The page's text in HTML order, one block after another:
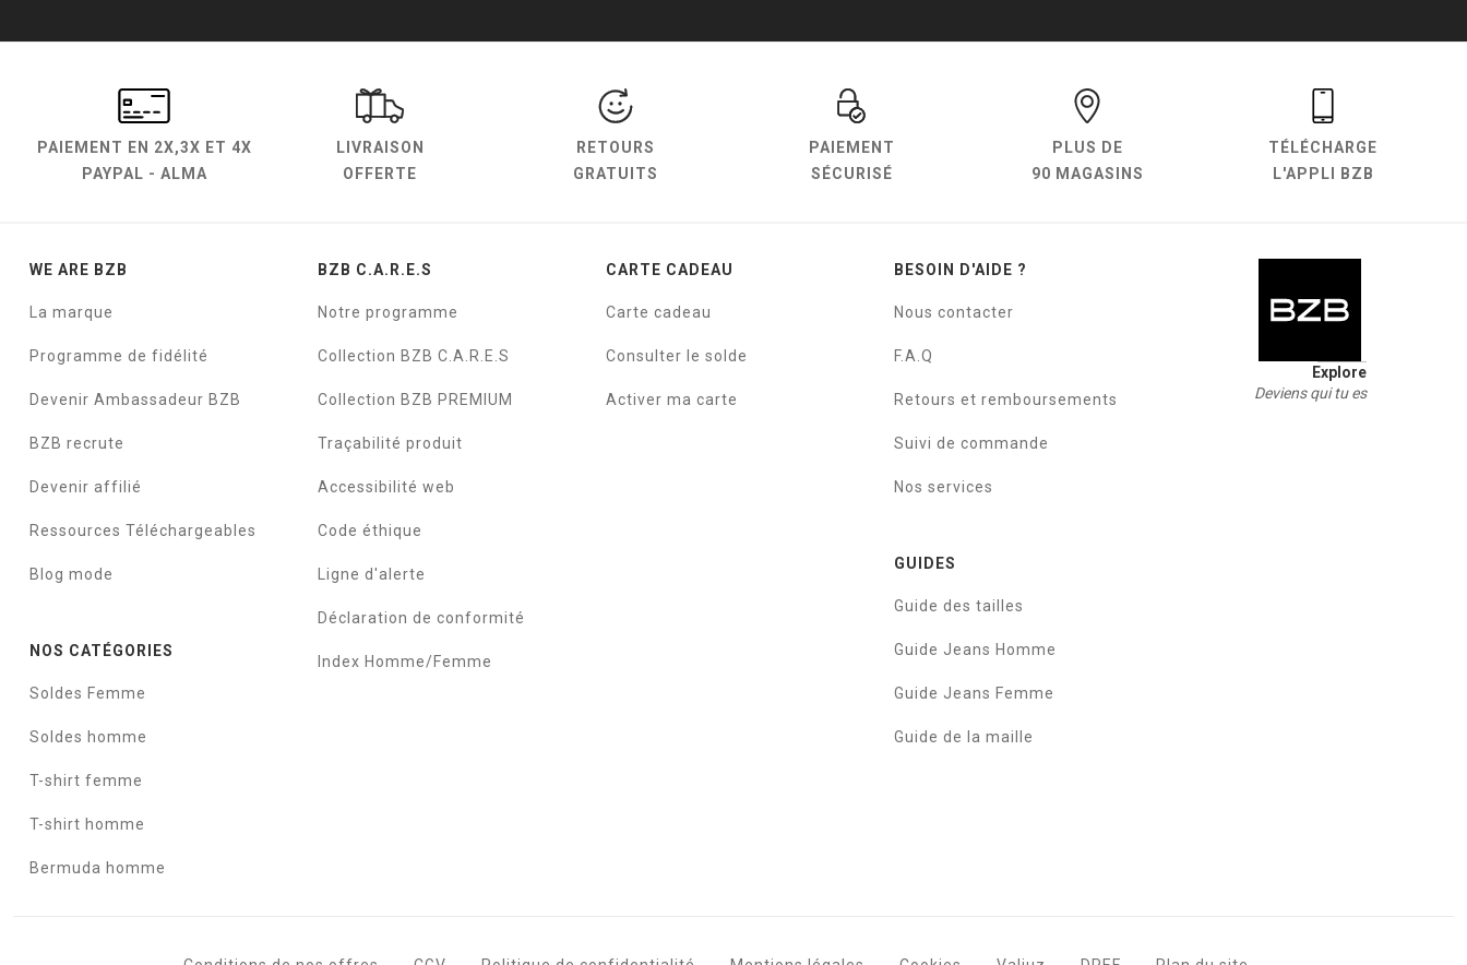
PAIEMENT EN 2X,3X ET 4X
PAYPAL - ALMA
LIVRAISON
OFFERTE
RETOURS
GRATUITS
PAIEMENT
SÉCURISÉ
PLUS DE
90 MAGASINS
TÉLÉCHARGE
L'APPLI BZB
WE ARE BZB
La marque
Programme de fidélité
Devenir Ambassadeur BZB
BZB recrute
Devenir affilié
Ressources Téléchargeables
Blog mode
NOS CATÉGORIES
Soldes Femme
Soldes homme
T-shirt femme
T-shirt homme
Bermuda homme
BZB C.A.R.E.S
Notre programme
Collection BZB C.A.R.E.S
Collection BZB PREMIUM
Traçabilité produit
Accessibilité web
Code éthique
Ligne d'alerte
Déclaration de conformité
Index Homme/Femme
CARTE CADEAU
Carte cadeau
Consulter le solde
Activer ma carte
BESOIN D'AIDE ?
Nous contacter
F.A.Q
Retours et remboursements
Suivi de commande
Nos services
GUIDES
Guide des tailles
Guide Jeans Homme
Guide Jeans Femme
Guide de la maille
Explore
Deviens qui tu es